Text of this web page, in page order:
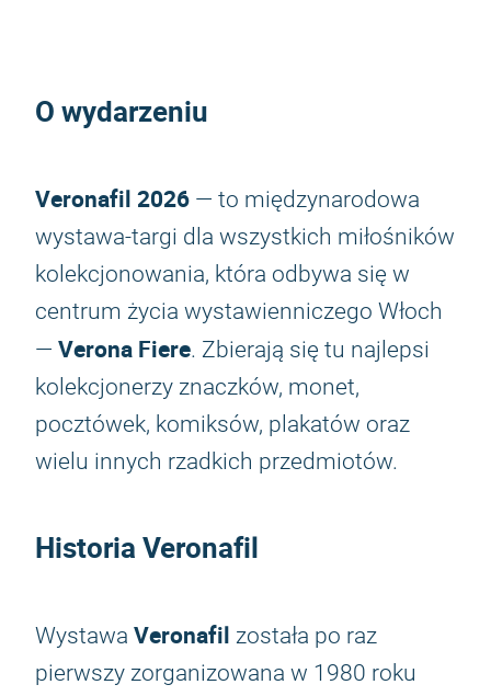
O wydarzeniu
Veronafil 2026 — to międzynarodowa
wystawa-targi dla wszystkich miłośników
kolekcjonowania, która odbywa się w
centrum życia wystawienniczego Włoch
— Verona Fiere. Zbierają się tu najlepsi
kolekcjonerzy znaczków, monet,
pocztówek, komiksów, plakatów oraz
wielu innych rzadkich przedmiotów.
Historia Veronafil
Wystawa Veronafil została po raz
pierwszy zorganizowana w 1980 roku